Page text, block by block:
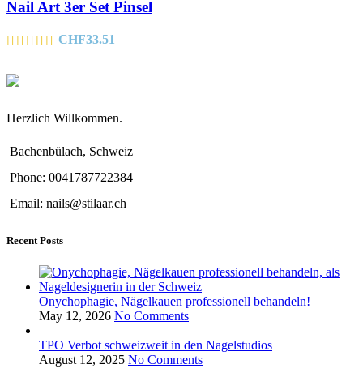
Nail Art 3er Set Pinsel
CHF33.51
Herzlich Willkommen.
Bachenbülach, Schweiz
Phone: 0041787722384
Email: nails@stilaar.ch
Recent Posts
Onychophagie, Nägelkauen professionell behandeln!
May 12, 2026 No Comments
TPO Verbot schweizweit in den Nagelstudios
August 12, 2025 No Comments